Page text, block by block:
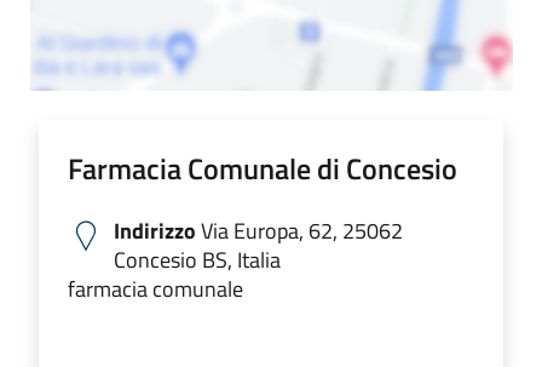
Farmacia Comunale di Concesio
IndirizzoVia Europa, 62, 25062
Concesio BS, Italia
farmacia comunale